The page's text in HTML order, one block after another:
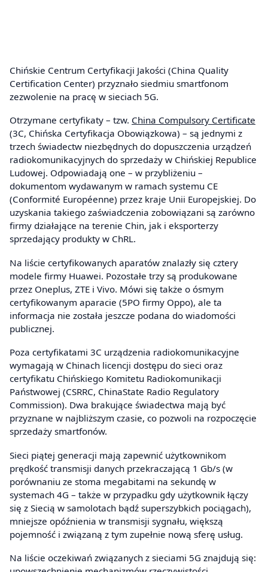
Chińskie Centrum Certyfikacji Jakości (China Quality
Certification Center) przyznało siedmiu smartfonom
zezwolenie na pracę w sieciach 5G.
Otrzymane certyfikaty – tzw. China Compulsory Certificate
(3C, Chińska Certyfikacja Obowiązkowa) – są jednymi z
trzech świadectw niezbędnych do dopuszczenia urządzeń
radiokomunikacyjnych do sprzedaży w Chińskiej Republice
Ludowej. Odpowiadają one – w przybliżeniu –
dokumentom wydawanym w ramach systemu CE
(Conformité Européenne) przez kraje Unii Europejskiej. Do
uzyskania takiego zaświadczenia zobowiązani są zarówno
firmy działające na terenie Chin, jak i eksporterzy
sprzedający produkty w ChRL.
Na liście certyfikowanych aparatów znalazły się cztery
modele firmy Huawei. Pozostałe trzy są produkowane
przez Oneplus, ZTE i Vivo. Mówi się także o ósmym
certyfikowanym aparacie (5PO firmy Oppo), ale ta
informacja nie została jeszcze podana do wiadomości
publicznej.
Poza certyfikatami 3C urządzenia radiokomunikacyjne
wymagają w Chinach licencji dostępu do sieci oraz
certyfikatu Chińskiego Komitetu Radiokomunikacji
Państwowej (CSRRC, ChinaState Radio Regulatory
Commission). Dwa brakujące świadectwa mają być
przyznane w najbliższym czasie, co pozwoli na rozpoczęcie
sprzedaży smartfonów.
Sieci piątej generacji mają zapewnić użytkownikom
prędkość transmisji danych przekraczającą 1 Gb/s (w
porównaniu ze stoma megabitami na sekundę w
systemach 4G – także w przypadku gdy użytkownik łączy
się z Siecią w samolotach bądź superszybkich pociągach),
mniejsze opóźnienia w transmisji sygnału, większą
pojemność i związaną z tym zupełnie nową sferę usług.
Na liście oczekiwań związanych z sieciami 5G znajdują się: